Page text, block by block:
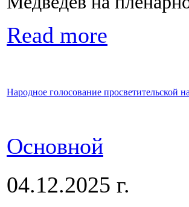
Read more
Народное голосование просветительской
Основной
04.12.2025 г.